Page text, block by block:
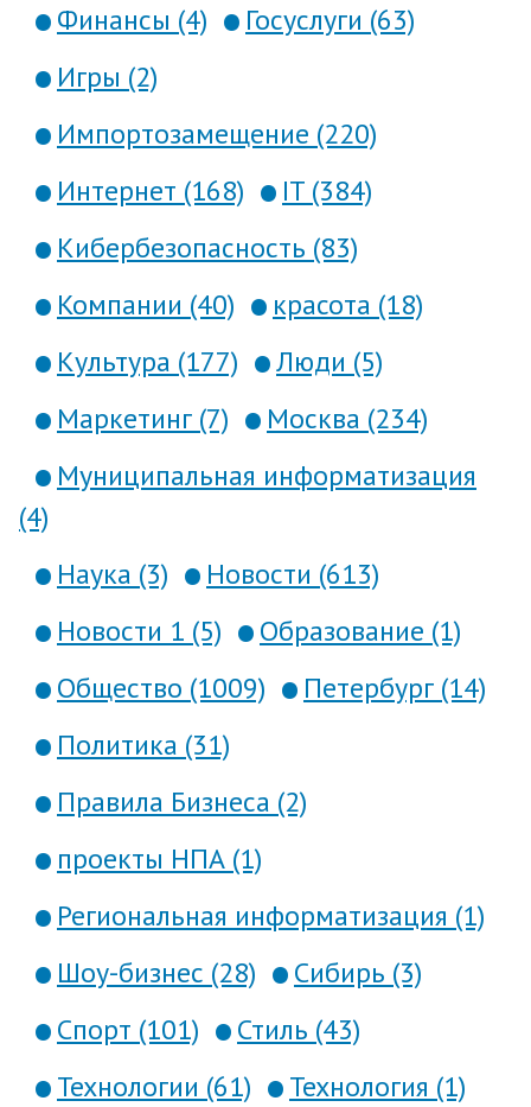
Финансы (4)
Госуслуги (63)
Игры (2)
Импортозамещение (220)
Интернет (168)
IT (384)
Кибербезопасность (83)
Компании (40)
красота (18)
Культура (177)
Люди (5)
Маркетинг (7)
Москва (234)
Муниципальная информатизация
(4)
Наука (3)
Новости (613)
Новости 1 (5)
Образование (1)
Общество (1009)
Петербург (14)
Политика (31)
Правила Бизнеса (2)
проекты НПА (1)
Региональная информатизация (1)
Шоу-бизнес (28)
Сибирь (3)
Спорт (101)
Стиль (43)
Технологии (61)
Технология (1)